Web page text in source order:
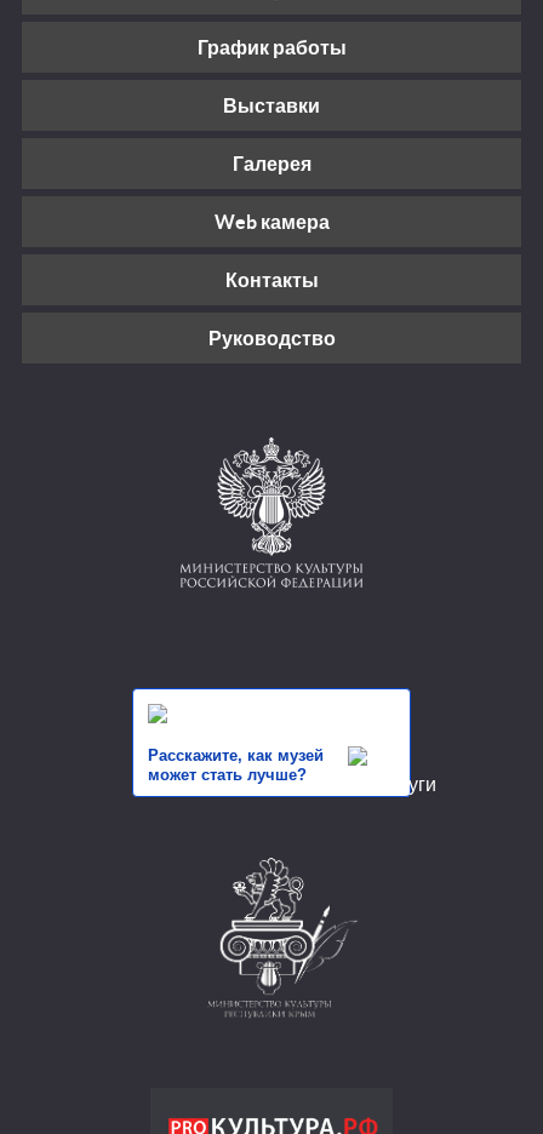
График работы
Выставки
Галерея
Web камера
Контакты
Руководство
Расскажите, как музей
может стать лучше?